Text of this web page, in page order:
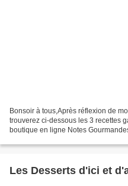
Bonsoir à tous,Après réflexion de
trouverez ci-dessous les 3 recettes
boutique en ligne Notes
Les Desserts d'ici et